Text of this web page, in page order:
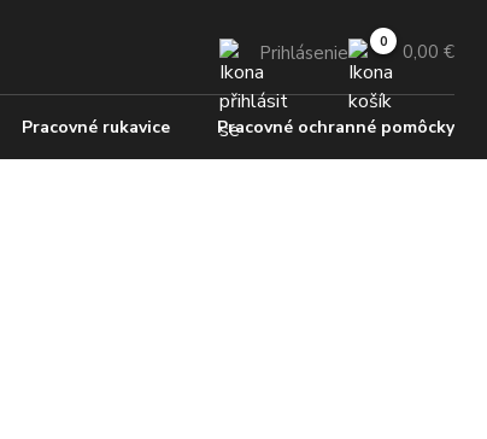
Prihlásenie 0,00 €
Pracovné rukavice Pracovné ochranné pomôcky